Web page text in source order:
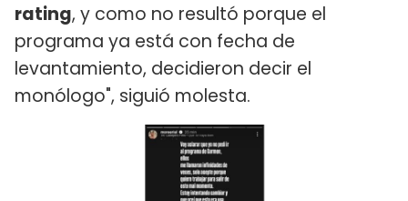
rating, y como no resultó porque el
programa ya está con fecha de
levantamiento, decidieron decir el
monólogo", siguió molesta.